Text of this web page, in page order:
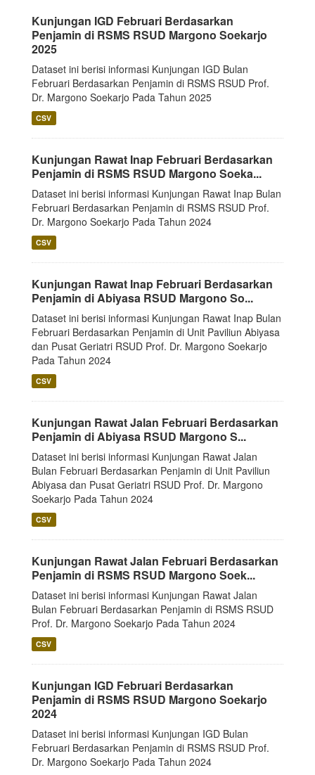
Kunjungan IGD Februari Berdasarkan
Penjamin di RSMS RSUD Margono Soekarjo
2025
Dataset ini berisi informasi Kunjungan IGD Bulan
Februari Berdasarkan Penjamin di RSMS RSUD Prof.
Dr. Margono Soekarjo Pada Tahun 2025
CSV
Kunjungan Rawat Inap Februari Berdasarkan
Penjamin di RSMS RSUD Margono Soeka...
Dataset ini berisi informasi Kunjungan Rawat Inap Bulan
Februari Berdasarkan Penjamin di RSMS RSUD Prof.
Dr. Margono Soekarjo Pada Tahun 2024
CSV
Kunjungan Rawat Inap Februari Berdasarkan
Penjamin di Abiyasa RSUD Margono So...
Dataset ini berisi informasi Kunjungan Rawat Inap Bulan
Februari Berdasarkan Penjamin di Unit Paviliun Abiyasa
dan Pusat Geriatri RSUD Prof. Dr. Margono Soekarjo
Pada Tahun 2024
CSV
Kunjungan Rawat Jalan Februari Berdasarkan
Penjamin di Abiyasa RSUD Margono S...
Dataset ini berisi informasi Kunjungan Rawat Jalan
Bulan Februari Berdasarkan Penjamin di Unit Paviliun
Abiyasa dan Pusat Geriatri RSUD Prof. Dr. Margono
Soekarjo Pada Tahun 2024
CSV
Kunjungan Rawat Jalan Februari Berdasarkan
Penjamin di RSMS RSUD Margono Soek...
Dataset ini berisi informasi Kunjungan Rawat Jalan
Bulan Februari Berdasarkan Penjamin di RSMS RSUD
Prof. Dr. Margono Soekarjo Pada Tahun 2024
CSV
Kunjungan IGD Februari Berdasarkan
Penjamin di RSMS RSUD Margono Soekarjo
2024
Dataset ini berisi informasi Kunjungan IGD Bulan
Februari Berdasarkan Penjamin di RSMS RSUD Prof.
Dr. Margono Soekarjo Pada Tahun 2024